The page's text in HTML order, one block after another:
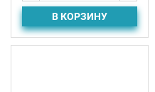
В КОРЗИНУ